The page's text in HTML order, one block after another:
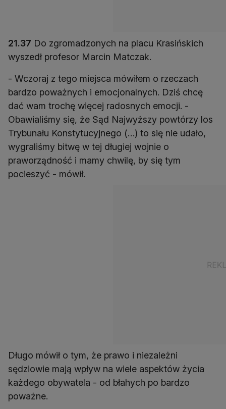
21.37 Do zgromadzonych na placu Krasińskich
wyszedł profesor Marcin Matczak.
- Wczoraj z tego miejsca mówiłem o rzeczach
bardzo poważnych i emocjonalnych. Dziś chcę
dać wam trochę więcej radosnych emocji. -
Obawialiśmy się, że Sąd Najwyższy powtórzy los
Trybunału Konstytucyjnego (…) to się nie udało,
wygraliśmy bitwę w tej długiej wojnie o
praworządność i mamy chwilę, by się tym
pocieszyć - mówił.
Długo mówił o tym, że prawo i niezależni
sędziowie mają wpływ na wiele aspektów życia
każdego obywatela - od błahych po bardzo
poważne.